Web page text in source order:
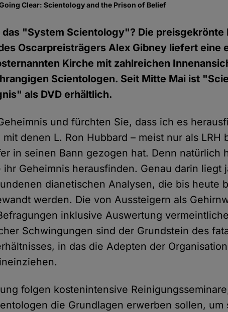
Clear: Scientology and the Prison of Belief
"System Scientology"? Die preisgekrönte
Oscarpreisträgers Alex Gibney liefert eine
Kirche mit zahlreichen
Scientologen. Seit Mitte Mai ist
als DVD erhältlich.
und fürchten Sie, dass ich es
denen L. Ron Hubbard – meist nur als LRH
in seinen Bann gezogen hat. Denn natürlich
Geheimnis herausfinden. Genau darin liegt
dianetischen Analysen, die bis heute
werden. Die von Aussteigern als
inklusive Auswertung
Schwingungen sind der Grundstein des
in das die Adepten der
folgen kostenintensive
die Grundlagen erwerben sollen, um